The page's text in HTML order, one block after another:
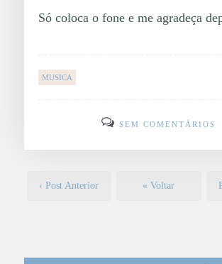
Só coloca o fone e me agradeça
MUSICA
SEM COMENTÁRIOS
‹ Post Anterior « Voltar